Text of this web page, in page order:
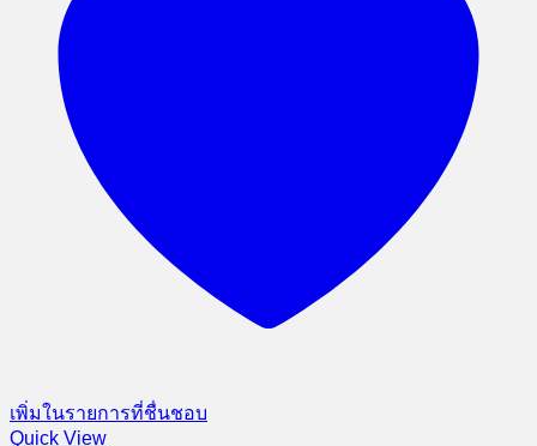
เพิ่มในรายการที่ชื่นชอบ
Quick View